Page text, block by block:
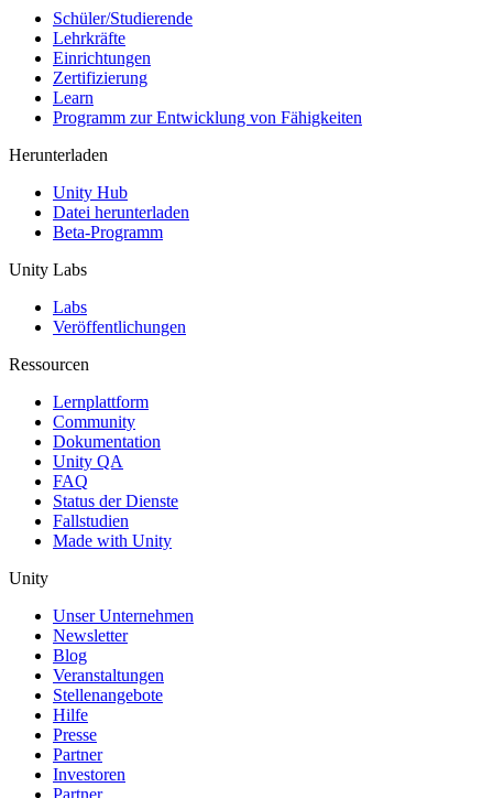
Schüler/Studierende
Lehrkräfte
Einrichtungen
Zertifizierung
Learn
Programm zur Entwicklung von Fähigkeiten
Herunterladen
Unity Hub
Datei herunterladen
Beta-Programm
Unity Labs
Labs
Veröffentlichungen
Ressourcen
Lernplattform
Community
Dokumentation
Unity QA
FAQ
Status der Dienste
Fallstudien
Made with Unity
Unity
Unser Unternehmen
Newsletter
Blog
Veranstaltungen
Stellenangebote
Hilfe
Presse
Partner
Investoren